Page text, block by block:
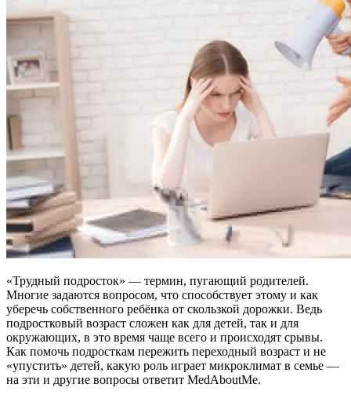
«Трудный подросток» — термин, пугающий родителей.
Многие задаются вопросом, что способствует этому и как
уберечь собственного ребёнка от скользкой дорожки. Ведь
подростковый возраст сложен как для детей, так и для
окружающих, в это время чаще всего и происходят срывы.
Как помочь подросткам пережить переходный возраст и не
«упустить» детей, какую роль играет микроклимат в семье —
на эти и другие вопросы ответит MedAboutMe.